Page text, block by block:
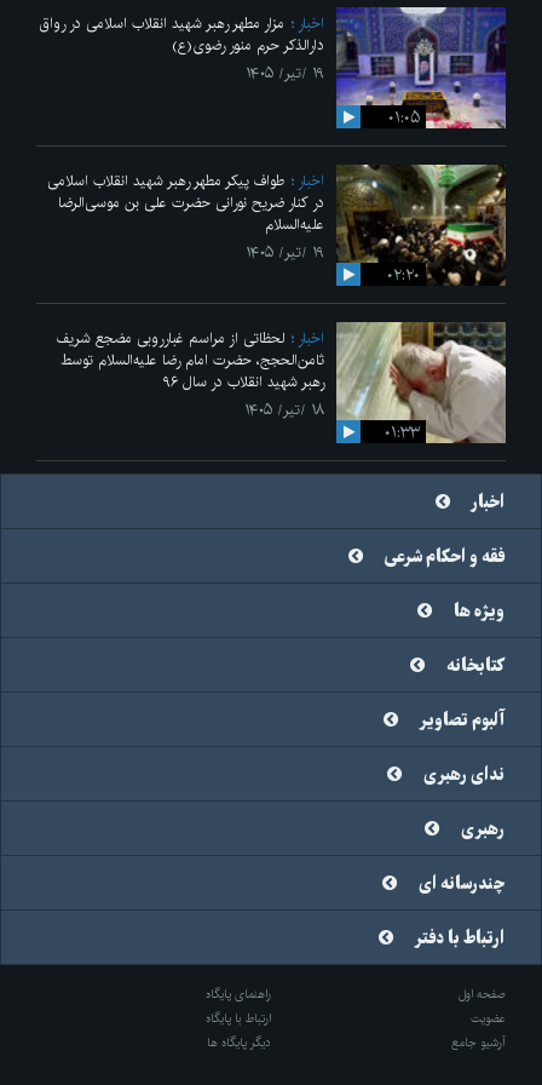
۰۱:۰۵
اخبار
مزار مطهر رهبر شهید انقلاب اسلامی در رواق
دارالذکر حرم منور رضوی(ع)
۱۹ /تیر/ ۱۴۰۵
۰۲:۲۰
اخبار
طواف پیکر مطهر رهبر شهید انقلاب اسلامی
در کنار ضریح نورانی حضرت علی‌ بن موسی‌الرضا
علیه‌السلام
۱۹ /تیر/ ۱۴۰۵
۰۱:۳۳
اخبار
لحظاتی از مراسم غبارروبی مضجع شریف
ثامن‌الحجج، حضرت امام رضا علیه‌السلام توسط
رهبر شهید انقلاب در سال ۹۶
۱۸ /تیر/ ۱۴۰۵
اخبار
فقه و احکام شرعی
ویژه ها
کتابخانه
آلبوم تصاویر
ندای رهبری
رهبری
چندرسانه ای
ارتباط با دفتر
صفحه اول
راهنمای پایگاه
عضویت
ارتباط با پایگاه
آرشیو جامع
دیگر پایگاه ها